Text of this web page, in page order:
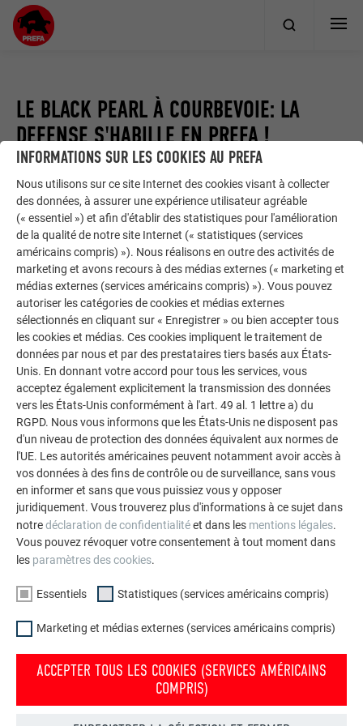
LE BLACK PEARL À COURBEVOIE: LA
DEFENSE S'HABILLE EN PREFA !
Page d’accueil
News
Le Black Pearl à courbevoie: la DEFENSE s'habille en PREFA !
En réalisant son dôme semi-ellipsoïde en losanges 29x29
coloris Neukupfer, PREFA souligne les courbes de cet
immeuble de bureaux rénové.Un dôme en aluminium cuivré
sur un toit-terrasse paysager et une façade rapportée en
métal déployé, dont la forme rappelle des orgues
gigantesques, caractérisent cet immeuble. Le choix des
matériaux visaient à assumer la différence face aux tours
voisines.Réalisation de l'entreprise Parisis Rénovation,
architecte Studio Vincent Eschalier(texte s tardy)
DÉCOUVREZ LES NOMBREUX AVANTAGES DES PRODUITS PREFA
L’ENTREPRISE FAMILIALE | PREFA
À propos de nous
Durabilité
Presse
Conformité
NOUS VOUS OFFRONS NOTRE AIDE
Trouver un artisan près de
chez vous
Commander des prospectus
INFORMATIONS SUR LES COOKIES AU PREFA
Nous utilisons sur ce site Internet des cookies visant à collecter
des données, à assurer une expérience utilisateur agréable
(« essentiel ») et afin d'établir des statistiques pour l'amélioration
de la qualité de notre site Internet (« statistiques (services
américains compris) »). Nous réalisons en outre des activités de
marketing et avons recours à des médias externes (« marketing et
médias externes (services américains compris) »). Vous pouvez
autoriser les catégories de cookies et médias externes
sélectionnés en cliquant sur « Enregistrer » ou bien accepter tous
les cookies et médias. Ces cookies impliquent le traitement de
données par nous et par des prestataires tiers basés aux États-
Unis. En donnant votre accord pour tous les services, vous
acceptez également explicitement la transmission des données
vers les États-Unis conformément à l'art. 49 al. 1 lettre a) du
RGPD. Nous vous informons que les États-Unis ne disposent pas
d'un niveau de protection des données équivalent aux normes de
l'UE. Les autorités américaines peuvent notamment avoir accès à
vos données à des fins de contrôle ou de surveillance, sans vous
en informer et sans que vous puissiez vous y opposer
juridiquement. Vous trouverez plus d'informations à ce sujet dans
notredéclaration de confidentialitéet dans les mentions légales.
Vous pouvez révoquer votre consentement à tout moment dans
les paramètres des cookies.
Essentiels Statistiques (services américains compris)
Marketing et médias externes (services américains compris)
ACCEPTER TOUS LES COOKIES (SERVICES AMÉRICAINS
COMPRIS)